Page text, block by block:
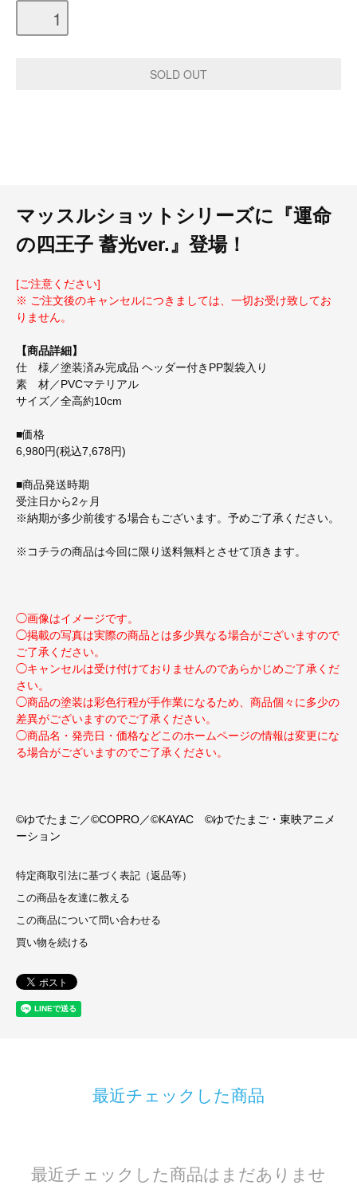
マッスルショットシリーズに『運命
の四王子 蓄光ver.』登場！
[ご注意ください]
※ ご注文後のキャンセルにつきましては、一切お受け致してお
りません。
【商品詳細】
仕 様／塗装済み完成品 ヘッダー付きPP製袋入り
素 材／PVCマテリアル
サイズ／全高約10cm
■価格
6,980円(税込7,678円)
■商品発送時期
受注日から2ヶ月
※納期が多少前後する場合もございます。予めご了承ください。
※コチラの商品は今回に限り送料無料とさせて頂きます。
◯画像はイメージです。
◯掲載の写真は実際の商品とは多少異なる場合がございますので
ご了承ください。
◯キャンセルは受け付けておりませんのであらかじめご了承くだ
さい。
◯商品の塗装は彩色行程が手作業になるため、商品個々に多少の
差異がございますのでご了承ください。
◯商品名・発売日・価格などこのホームページの情報は変更にな
る場合がございますのでご了承ください。
©ゆでたまご／©COPRO／©KAYAC ©ゆでたまご・東映アニメ
ーション
特定商取引法に基づく表記（返品等）
この商品を友達に教える
この商品について問い合わせる
買い物を続ける
最近チェックした商品
最近チェックした商品はまだありませ